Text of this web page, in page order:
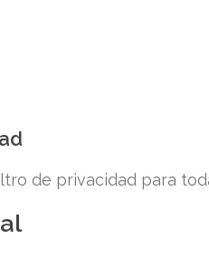
de privacidad para